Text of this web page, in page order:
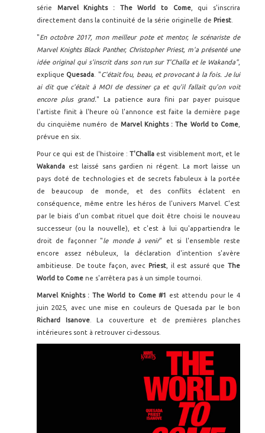
série Marvel Knights : The World to Come, qui s'inscrira
directement dans la continuité de la série originelle de Priest
"En octobre 2017, mon meilleur pote et mentor, le scénariste de
Marvel Knights Black Panther, Christopher Priest, m'a présenté une
idée original qui s'inscrit dans son run sur T'Challa et le Wakanda",
explique Quesada . "C'était fou, beau, et provocant à la fois. Je lui
ai dit que c'était à MOI de dessiner ça et qu'il fallait qu'on voit
encore plus grand." La patience aura fini par payer puisque
l'artiste finit à l'heure où l'annonce est faite la dernière page
du cinquième numéro de Marvel Knights : The World to Come
prévue en six.
Pour ce qui est de l'histoire :T'Challa est visiblement mort, et le
Wakanda est laissé sans gardien ni régent. La mort laisse un
pays doté de technologies et de secrets fabuleux à la portée
de beaucoup de monde, et des conflits éclatent en
conséquence, même entre les héros de l'univers Marvel. C'est
par le biais d'un combat rituel que doit être choisi le nouveau
successeur (ou la nouvelle), et c'est à lui qu'appartiendra le
droit de façonner "le monde à venir" et si l'ensemble reste
encore assez nébuleux, la déclaration d'intention s'avère
ambitieuse. De toute façon, avec
Priest , il est assuré que The
World to Come ne s'arrêtera pas à un simple tournoi.
Marvel Knights : The World to Come #1
est attendu pour le 4
juin 2025, avec une mise en couleurs de Quesada par le bon
Richard Isanove. La couverture et de premières planches
intérieures sont à retrouver ci-dessous.